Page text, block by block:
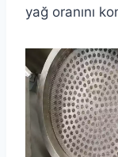
yağ oranını